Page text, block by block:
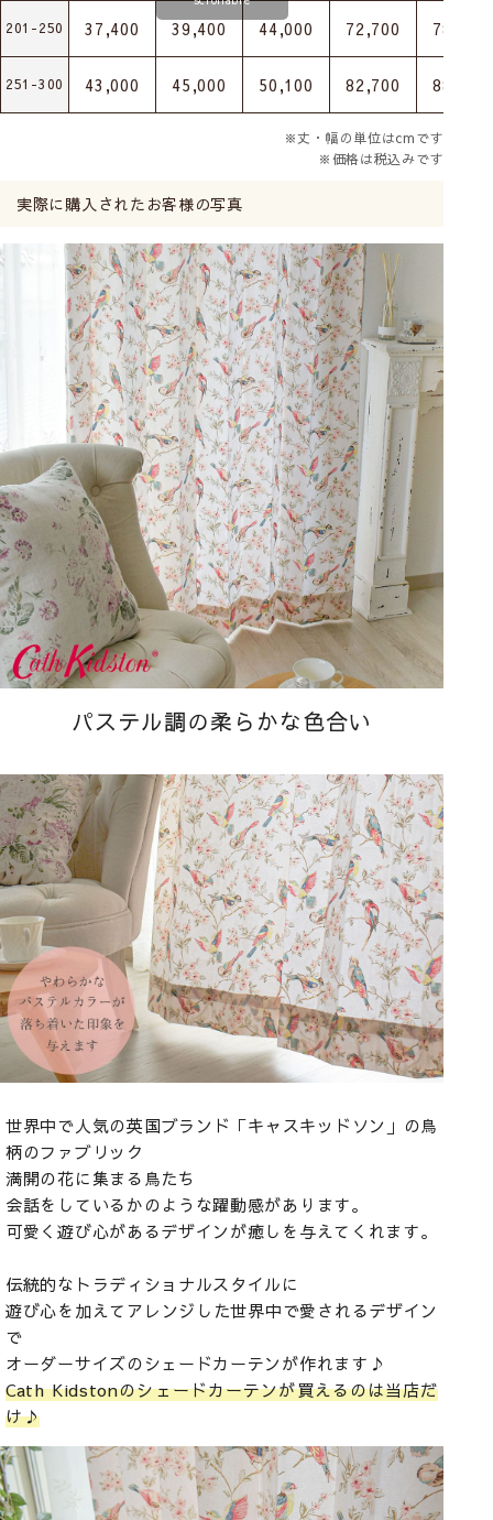
201-250 37,400 39,400 44,000 72,700 78,000
251-300 43,000 45,000 50,100 82,700 88,600
※丈・幅の単位はcmです
※価格は税込みです
実際に購入されたお客様の写真
パステル調の柔らかな色合い
世界中で人気の英国ブランド「キャスキッドソン」の鳥
柄のファブリック
満開の花に集まる鳥たち
会話をしているかのような躍動感があります。
可愛く遊び心があるデザインが癒しを与えてくれます。
伝統的なトラディショナルスタイルに
遊び心を加えてアレンジした世界中で愛されるデザイン
で
オーダーサイズのシェードカーテンが作れます♪
Cath Kidstonのシェードカーテンが買えるのは当店だ
け♪